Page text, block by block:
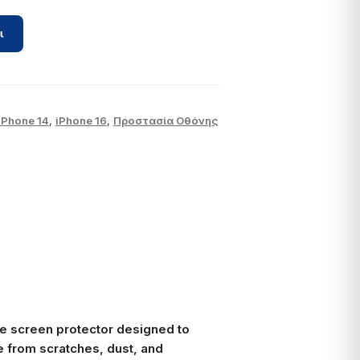
14, iPhone 16, Προστασία Οθόνης
screen protector designed to
scratches, dust, and